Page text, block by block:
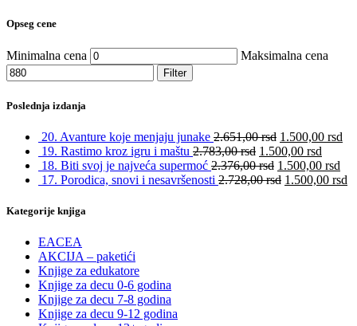
Opseg cene
Minimalna cena Maksimalna cena
Filter
Poslednja izdanja
20. Avanture koje menjaju junake 2.651,00rsd 1.500,00 rsd
19. Rastimo kroz igru i maštu 2.783,00rsd 1.500,00 rsd
18. Biti svoj je najveća supermoć 2.376,00rsd 1.500,00 rsd
17. Porodica, snovi i nesavršenosti 2.728,00rsd 1.500,00 rsd
Kategorije knjiga
EACEA
AKCIJA – paketići
Knjige za edukatore
Knjige za decu 0-6 godina
Knjige za decu 7-8 godina
Knjige za decu 9-12 godina